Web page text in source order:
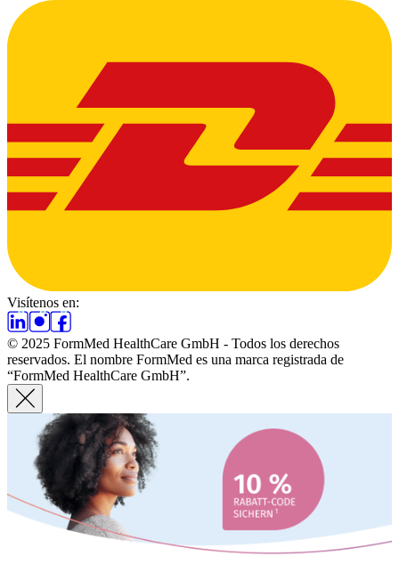
Visítenos en:
© 2025 FormMed HealthCare GmbH - Todos los derechos
reservados. El nombre FormMed es una marca registrada de
“FormMed HealthCare GmbH”.